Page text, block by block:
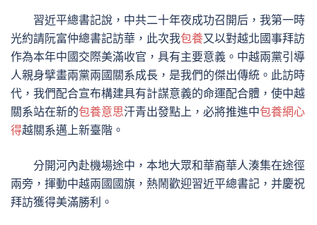
習近平總書記說，中共二十年夜成功召開后，我第一時
光約請阮富仲總書記訪華，此次我包養又以對越北國事拜訪
作為本年中國交際美滿收官，具有主要意義。中越兩黨引導
人親身擘畫兩黨兩國關系成長，是我們的傑出傳統。此訪時
代，我們配合宣布構建具有計謀意義的命運配合體，使中越
關系站在新的包養意思汗青出發點上，必將推進中包養網心
得越關系邁上新臺階。
分開河內赴機場途中，本地大眾和華裔華人湊集在途徑
兩旁，揮動中越兩國國旗，熱鬧歡迎習近平總書記，并慶祝
拜訪獲得美滿勝利。